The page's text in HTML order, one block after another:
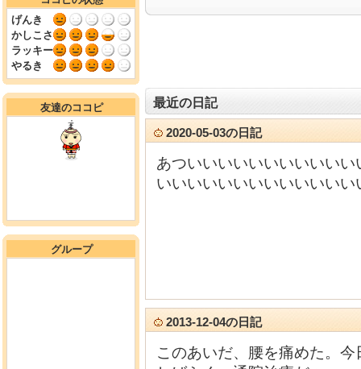
げんき
かしこさ
ラッキー
やるき
友達のココピ
グループ
最近の日記
2020-05-03の日記
あついいいいいいいいいいい
いいいいいいいいいいいいい
2013-12-04の日記
このあいだ、腰を痛めた。